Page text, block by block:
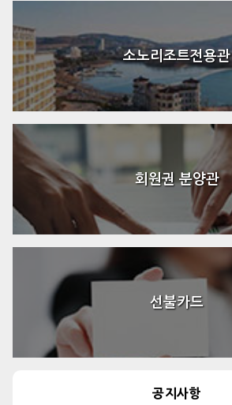
소노리조트전용관
회원권 분양관
선불카드
공지사항